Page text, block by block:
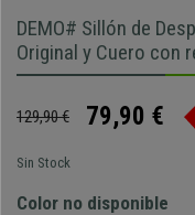
DEMO# Sillón de
Original y Cuero con
129,90 € 79,90 €
Sin Stock
Color no disponible